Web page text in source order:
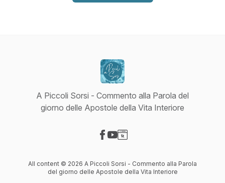
A Piccoli Sorsi - Commento alla Parola del
giorno delle Apostole della Vita Interiore
All content © 2026 A Piccoli Sorsi - Commento alla Parola
del giorno delle Apostole della Vita Interiore